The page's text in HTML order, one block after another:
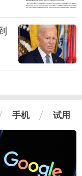
手机 试用